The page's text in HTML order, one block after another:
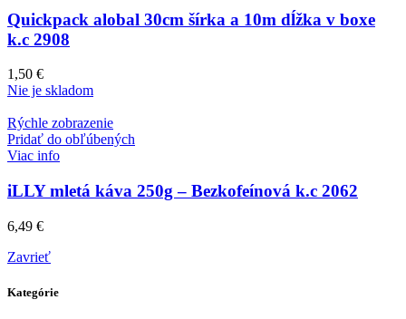
Quickpack alobal 30cm šírka a 10m dĺžka v boxe
k.c 2908
1,50 €
Nie je skladom
Rýchle zobrazenie
Pridať do obľúbených
Viac info
iLLY mletá káva 250g – Bezkofeínová k.c 2062
6,49 €
Zavrieť
Kategórie